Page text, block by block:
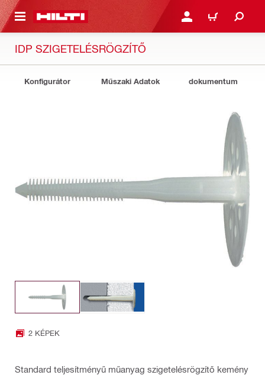
TARTALOMRA BEJELENTKEZÉS VAGY
KOSÁR
IDP SZIGETELÉSRÖGZÍTŐ
Konfigurátor Műszaki Adatok dokumentum
2 KÉPEK
Standard teljesítményű műanyag szigetelésrögzítő kemény